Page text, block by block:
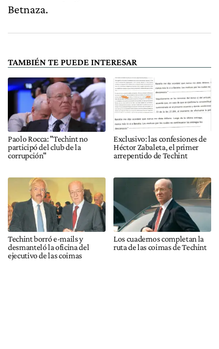
Betnaza.
TAMBIÉN TE PUEDE INTERESAR
Paolo Rocca: "Techint no
participó del club de la
corrupción"
Exclusivo: las confesiones de
Héctor Zabaleta, el primer
arrepentido de Techint
Techint borró e-mails y
desmanteló la oficina del
ejecutivo de las coimas
Los cuadernos completan la
ruta de las coimas de Techint